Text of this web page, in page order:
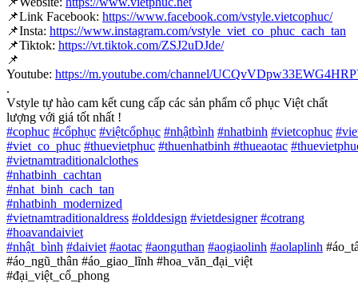
📌Link Facebook: https://www.facebook.com/vstyle.vietcophuc/
📌Insta: https://www.instagram.com/vstyle_viet_co_phuc_cach_tan
📌Tiktok: https://vt.tiktok.com/ZSJ2uDJde/
📌
Youtube: https://m.youtube.com/channel/
.
Vstyle tự hào cam kết cung cấp các sản phẩm cổ phục Việt chất
lượng với giá tốt nhất !
#cophuc #cổphục #việtcổphục #nhậtbình #nhatbinh #vietcophuc #
#viet_co_phuc #thuevietphuc #thuenhatbinh #thueaotac #
#vietnamtraditionalclothes
#nhatbinh_cachtan
#nhat_binh_cach_tan
#nhatbinh_modernized
#vietnamtraditionaldress #olddesign #vietdesigner #cotrang
#hoavandaiviet
#nhật_bình #daiviet #aotac #aonguthan #aogiaolinh #aolaplinh
#áo_ngũ_thân #áo_giao_lĩnh #hoa_văn_đại_việt
#đại_việt_cổ_phong